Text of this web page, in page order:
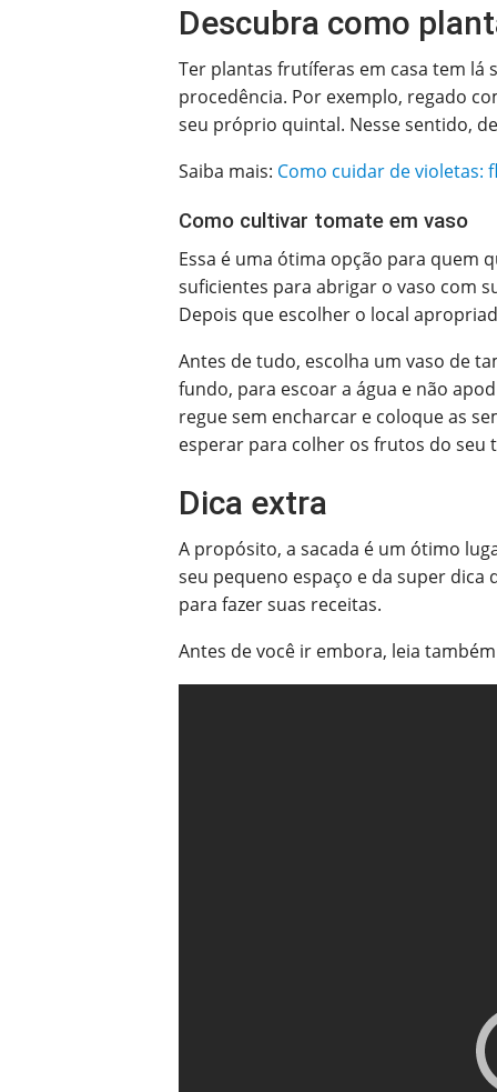
Descubra como
Ter plantas frutíferas em casa tem lá
procedência. Por exemplo, regado
seu próprio quintal. Nesse sentido,
Saiba mais: Como cuidar de violetas:
Como cultivar tomate em vaso
Essa é uma ótima opção para quem
suficientes para abrigar o vaso com
Depois que escolher o local
Antes de tudo, escolha um vaso de
fundo, para escoar a água e não
regue sem encharcar e coloque as
esperar para colher os frutos do seu
Dica extra
A propósito, a sacada é um ótimo
seu pequeno espaço e da super dica
para fazer suas receitas.
Antes de você ir embora, leia